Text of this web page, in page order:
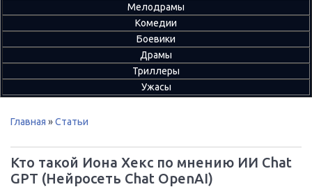
Мелодрамы
Комедии
Боевики
Драмы
Триллеры
Ужасы
Главная »Статьи
Кто такой Иона Хекс по мнению ИИ Chat
GPT (Нейросеть Chat OpenAI)